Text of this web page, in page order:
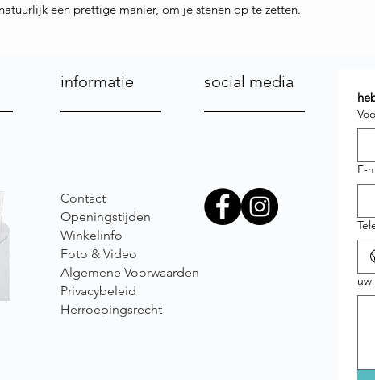
een prettige manier, om je stenen op te zetten.
informatie social media
Contact
Openingstijden
Winkelinfo
Foto & Video
Algemene Voorwaarden
Privacybeleid
Herroepingsrecht
E-
uw